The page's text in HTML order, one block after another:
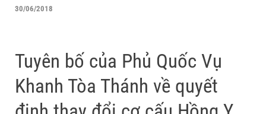
30/06/2018
Tuyên bố của Phủ Quốc Vụ
Khanh Tòa Thánh về quyết